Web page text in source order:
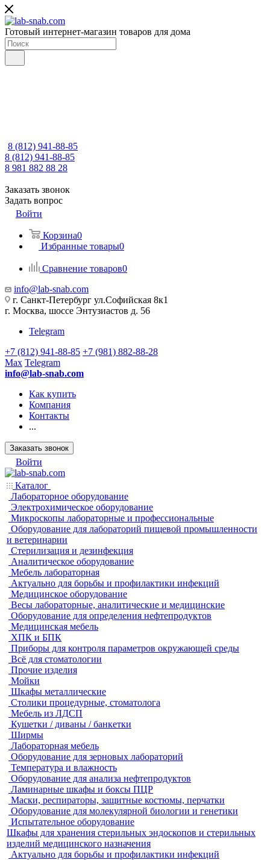
Готовый интернет-магазин товаров для дома
8 (812) 941-88-85
8 (812) 941-88-85
8 981 882 88 28
Заказать звонок
Задать вопрос
Войти
Корзина0
Избранные товары0
Сравнение товаров0
info@lab-snab.com
г. Санкт-Петербург ул.Софийская 8к1
г. Москва, шоссе Энтузиастов д. 56
Telegram
+7 (812) 941-88-85 +7 (981) 882-88-28
Max Telegram
info@lab-snab.com
Как купить
Компания
Контакты
...
Заказать звонок
Войти
Каталог
Лабораторное оборудование
Электрохимическое оборудование
Микроскопы лабораторные и профессиональные
Оборудование для лабораторий пищевой промышленности
и ветеринарии
Стерилизация и дезинфекция
Аналитическое оборудование
Мебель лабораторная
Актуально для борьбы и профилактики инфекций
Медицинское оборудование
Весы лабораторные, аналитические и медицинские
Оборудование для определения нефтепродуктов
Медицинская мебель
ХПК и БПК
Приборы для контроля параметров окружающей среды
Всё для стоматологии
Прочие изделия
Мойки
Шкафы металлические
Столики процедурные, стоматолога
Мебель из ЛДСП
Кушетки / диваны / банкетки
Ширмы
Лабораторная мебель
Оборудование для зерновых лабораторий
Температура и влажность
Оборудование для анализа нефтепродуктов
Ламинарные шкафы и боксы ПЦР
Маски, респираторы, защитные костюмы, перчатки
Оборудование для молекулярной биологии и генетики
Испытательное оборудование
Шкафы для хранения стерильных эндоскопов и стерильных
изделий медицинского назначения
Актуально для борьбы и профилактики инфекций